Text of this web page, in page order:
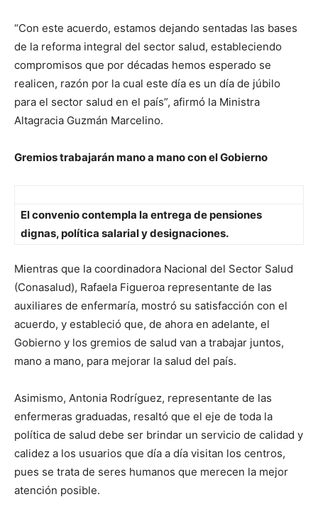
“Con este acuerdo, estamos dejando sentadas las bases
de la reforma integral del sector salud, estableciendo
compromisos que por décadas hemos esperado se
realicen, razón por la cual este día es un día de júbilo
para el sector salud en el país”, afirmó la Ministra
Altagracia Guzmán Marcelino.
Gremios trabajarán mano a mano con el Gobierno
El convenio contempla la entrega de pensiones
dignas, política salarial y designaciones.
Mientras que la coordinadora Nacional del Sector Salud
(Conasalud), Rafaela Figueroa representante de las
auxiliares de enfermaría, mostró su satisfacción con el
acuerdo, y estableció que, de ahora en adelante, el
Gobierno y los gremios de salud van a trabajar juntos,
mano a mano, para mejorar la salud del país.
Asimismo, Antonia Rodríguez, representante de las
enfermeras graduadas, resaltó que el eje de toda la
política de salud debe ser brindar un servicio de calidad y
calidez a los usuarios que día a día visitan los centros,
pues se trata de seres humanos que merecen la mejor
atención posible.